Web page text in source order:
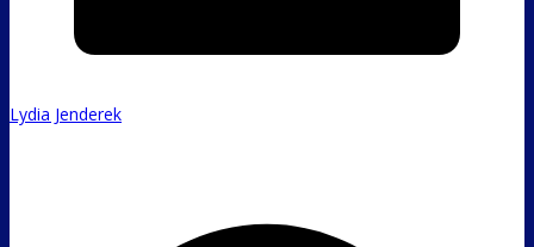
Lydia Jenderek